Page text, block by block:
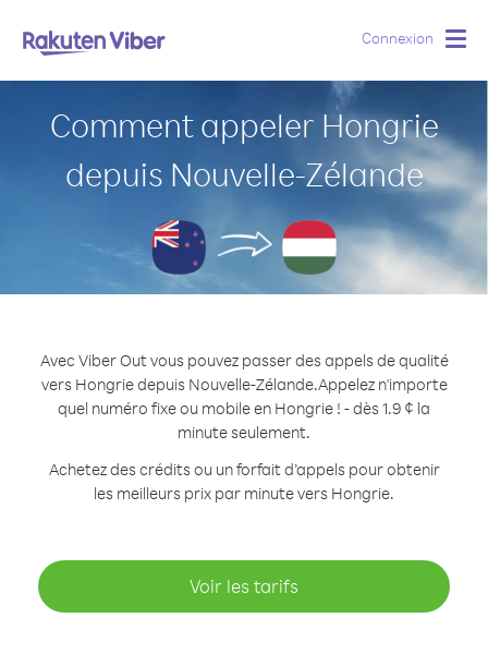
Connexion
Comment appeler Hongrie
depuis Nouvelle-Zélande
Avec Viber Out vous pouvez passer des appels de qualité
vers Hongrie depuis Nouvelle-Zélande.Appelez n'importe
quel numéro fixe ou mobile en Hongrie ! - dès 1.9 ¢ la
minute seulement.
Achetez des crédits ou un forfait d’appels pour obtenir
les meilleurs prix par minute vers Hongrie.
Voir les tarifs